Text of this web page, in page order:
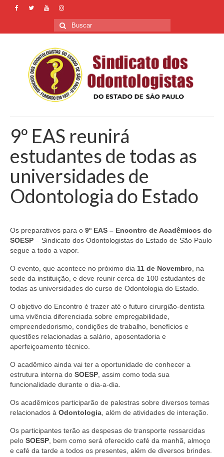
Buscar
por:
9º EAS reunirá
estudantes de todas as
universidades de
Odontologia do Estado
Os preparativos para o 9º EAS – Encontro de Acadêmicos do
SOESP – Sindicato dos Odontologistas do Estado de São Paulo
segue a todo a vapor.
O evento, que acontece no próximo dia 11 de Novembro , na
sede da instituição, e deve reunir cerca de 100 estudantes de
todas as universidades do curso de Odontologia do Estado.
O objetivo do Encontro é trazer até o futuro cirurgião-dentista
uma vivência diferenciada sobre empregabilidade,
empreendedorismo, condições de trabalho, benefícios e
questões relacionadas a salário, aposentadoria e
aperfeiçoamento técnico.
O acadêmico ainda vai ter a oportunidade de conhecer a
estrutura interna do SOESP , assim como toda sua
funcionalidade durante o dia-a-dia.
Os acadêmicos participarão de palestras sobre diversos temas
relacionados à Odontologia , além de atividades de interação.
Os participantes terão as despesas de transporte ressarcidas
pelo SOESP , bem como será oferecido café da manhã, almoço
e café da tarde a todos os presentes, além de diversos brindes.